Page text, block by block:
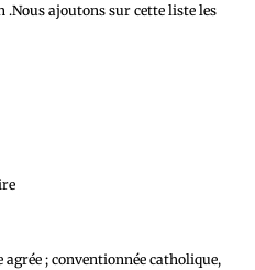
ajoutons sur cette liste les
agrée ; conventionnée catholique,